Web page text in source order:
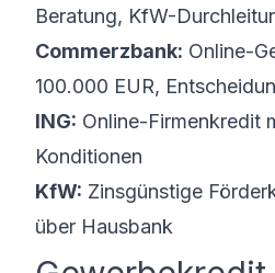
Beratung, KfW-
Commerzbank: Online-
100.000 EUR,
ING: Online-Firmenkredit
Konditionen
KfW: Zinsgünstige
über Hausbank